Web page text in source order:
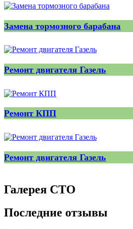
Замена тормозного барабана
Ремонт двигателя Газель
Ремонт КПП
Ремонт двигателя Газель
Галерея СТО
Последние отзывы